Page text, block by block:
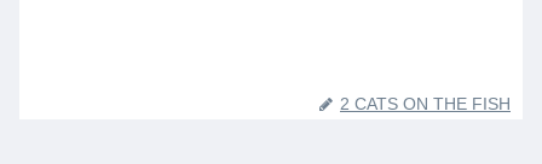
2 CATS ON THE FISH